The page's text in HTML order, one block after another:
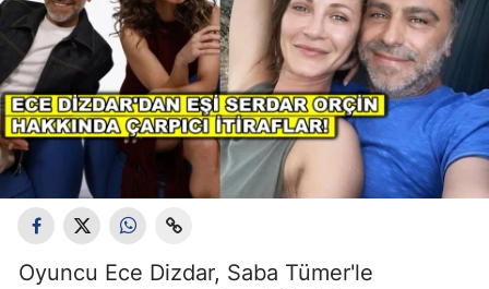
Oyuncu Ece Dizdar, Saba Tümer'le